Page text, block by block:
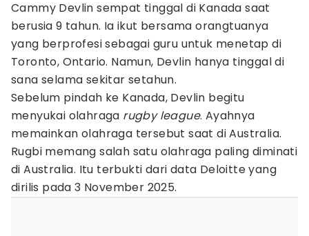
Cammy Devlin sempat tinggal di Kanada saat
berusia 9 tahun. Ia ikut bersama orangtuanya
yang berprofesi sebagai guru untuk menetap di
Toronto, Ontario. Namun, Devlin hanya tinggal di
sana selama sekitar setahun.
Sebelum pindah ke Kanada, Devlin begitu
menyukai olahraga rugby league. Ayahnya
memainkan olahraga tersebut saat di Australia.
Rugbi memang salah satu olahraga paling diminati
di Australia. Itu terbukti dari data Deloitte yang
dirilis pada 3 November 2025.